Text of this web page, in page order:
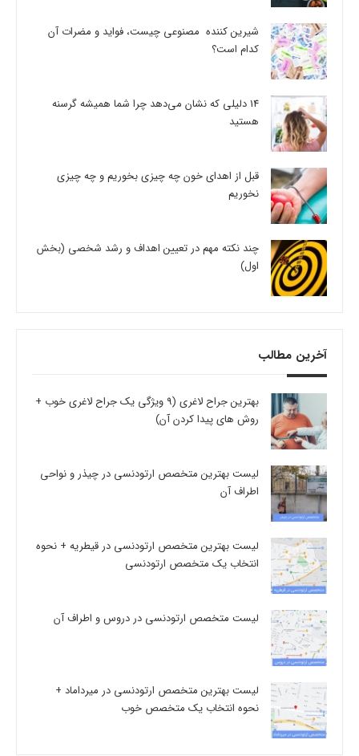
شیرین کننده مصنوعی چیست، فواید و مضرات آن
کدام است؟
14 دلیلی که نشان می‌دهد چرا شما همیشه گرسنه
هستید
قبل از اهدای خون چه چیزی بخوریم و چه چیزی
نخوریم
چند نکته مهم در تعیین اهداف و رشد شخصی (بخش
اول)
آخرین مطالب
بهترین جراح لاغری (9 ویژگی یک جراح لاغری خوب +
روش های پیدا کردن آن)
لیست بهترین متخصص ارتودنسی در چیذر و نواحی
اطراف آن
لیست بهترین متخصص ارتودنسی در قیطریه + نحوه
انتخاب یک متخصص ارتودنسی
لیست متخصص ارتودنسی در دروس و اطراف آن
لیست بهترین متخصص ارتودنسی در میرداماد +
نحوه انتخاب یک متخصص خوب